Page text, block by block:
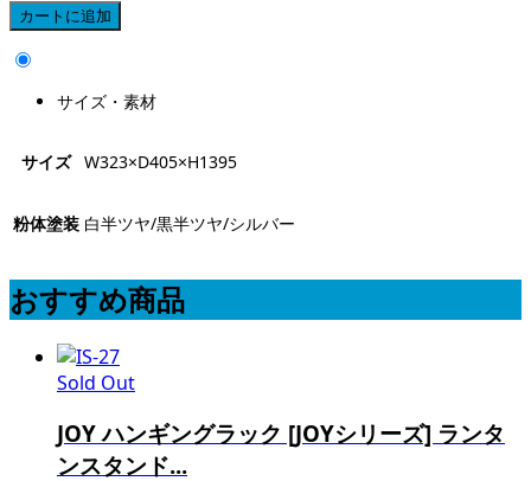
サイズ・素材
サイズ W323×D405×H1395
粉体塗装 白半ツヤ/黒半ツヤ/シルバー
おすすめ商品
Sold Out
JOY ハンギングラック [JOYシリーズ] ランタ
ンスタンド...